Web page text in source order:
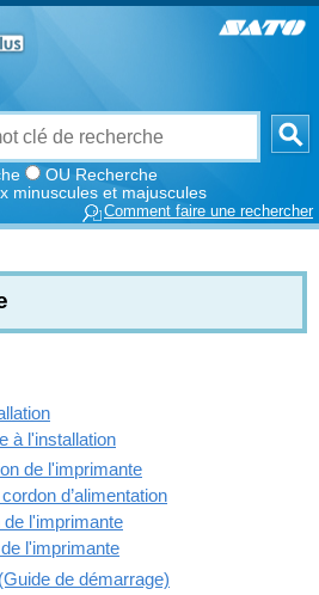
OU Recherche
minuscules et majuscules
Comment faire une rechercher
à l'installation
de l'imprimante
d’alimentation
l'imprimante
l'imprimante
de démarrage)